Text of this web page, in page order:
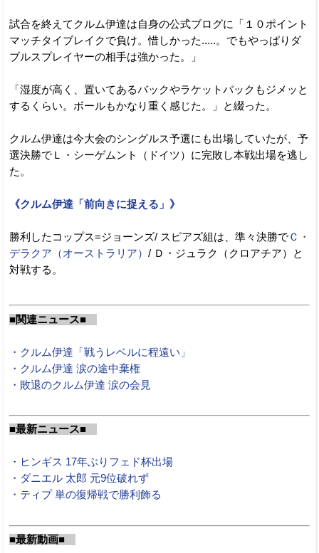
試合を終えてクルム伊達は自身の公式ブログに「１０ポイント
マッチタイブレイクで負け。惜しかった.....。でもやっぱりダ
ブルスプレイヤーの相手は強かった。」
「湿度が高く、置いてあるバックやラケットバックもジメッと
するくらい。ボールもかなり重く感じた。」と綴った。
クルム伊達は今大会のシングルス予選にも出場していたが、予
選決勝でＬ・シーゲムント（ドイツ）に完敗し本戦出場を逃し
た。
《クルム伊達「前向きに捉える」》
勝利したコップス=ジョーンズ/ スピアズ組は、準々決勝でＣ・
デラクア（オーストラリア） / Ｄ・ジュラク（クロアチア）と
対戦する。
■関連ニュース■
・クルム伊達「戦うレベルに程遠い」
・クルム伊達 涙の途中棄権
・敗退のクルム伊達 涙の会見
■最新ニュース■
・ヒンギス 17年ぶりフェド杯出場
・ダニエル 太郎 元9位破れず
・ティプ 単の復帰戦で勝利飾る
■最新動画■